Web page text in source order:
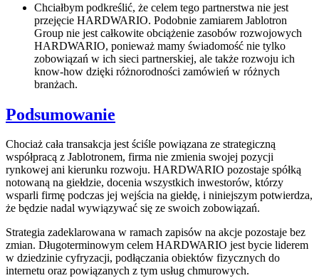
Chciałbym podkreślić, że celem tego partnerstwa nie jest
przejęcie HARDWARIO. Podobnie zamiarem Jablotron
Group nie jest całkowite obciążenie zasobów rozwojowych
HARDWARIO, ponieważ mamy świadomość nie tylko
zobowiązań w ich sieci partnerskiej, ale także rozwoju ich
know-how dzięki różnorodności zamówień w różnych
branżach.
Podsumowanie
Chociaż cała transakcja jest ściśle powiązana ze strategiczną
współpracą z Jablotronem, firma nie zmienia swojej pozycji
rynkowej ani kierunku rozwoju. HARDWARIO pozostaje spółką
notowaną na giełdzie, docenia wszystkich inwestorów, którzy
wsparli firmę podczas jej wejścia na giełdę, i niniejszym potwierdza,
że będzie nadal wywiązywać się ze swoich zobowiązań.
Strategia zadeklarowana w ramach zapisów na akcje pozostaje bez
zmian. Długoterminowym celem HARDWARIO jest bycie liderem
w dziedzinie cyfryzacji, podłączania obiektów fizycznych do
internetu oraz powiązanych z tym usług chmurowych.